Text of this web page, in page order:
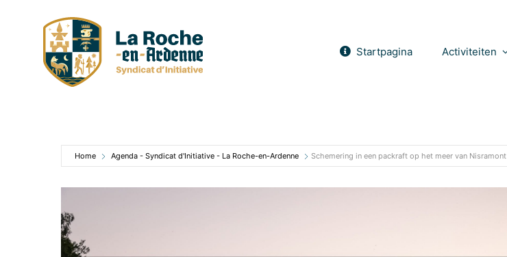
content
Startpagina Activiteiten
Home Agenda - Syndicat d'Initiative - La Roche-en-Ardenne Schemering in een packraft op het meer van Nisramont